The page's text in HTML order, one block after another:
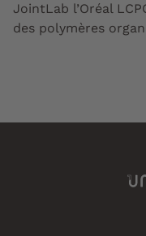
JointLab l’Oréal
des polymères